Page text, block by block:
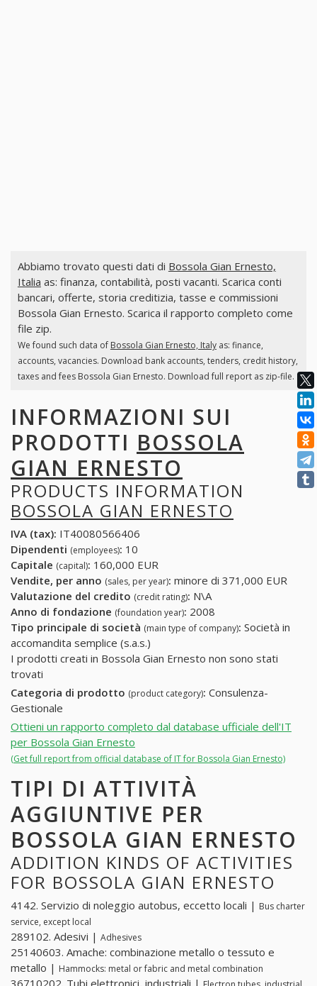
Abbiamo trovato questi dati di Bossola Gian Ernesto,
Italia as: finanza, contabilità, posti vacanti. Scarica conti
bancari, offerte, storia creditizia, tasse e commissioni
Bossola Gian Ernesto. Scarica il rapporto completo come
file zip.
We found such data of Bossola Gian Ernesto, Italyas: finance,
accounts, vacancies. Download bank accounts, tenders, credit history,
taxes and fees Bossola Gian Ernesto. Download full report as zip-file.
INFORMAZIONI SUI
PRODOTTI BOSSOLA
GIAN ERNESTO
PRODUCTS INFORMATION
BOSSOLA GIAN ERNESTO
IVA (tax): IT40080566406
Dipendenti (employees): 10
Capitale (capital): 160,000 EUR
Vendite, per anno (sales, per year): minore di 371,000 EUR
Valutazione del credito (credit rating): N\A
Anno di fondazione (foundation year): 2008
Tipo principale di società (main type of company): Società in
accomandita semplice (s.a.s.)
I prodotti creati in Bossola Gian Ernesto non sono stati
trovati
Categoria di prodotto (product category): Consulenza-
Gestionale
Ottieni un rapporto completo dal database ufficiale dell'IT
per Bossola Gian Ernesto
(Get full report from official database of IT for Bossola Gian Ernesto)
TIPI DI ATTIVITÀ
AGGIUNTIVE PER
BOSSOLA GIAN ERNESTO
ADDITION KINDS OF ACTIVITIES
FOR BOSSOLA GIAN ERNESTO
4142. Servizio di noleggio autobus, eccetto locali | Bus charter
service, except local
289102. Adesivi | Adhesives
25140603. Amache: combinazione metallo o tessuto e
metallo | Hammocks: metal or fabric and metal combination